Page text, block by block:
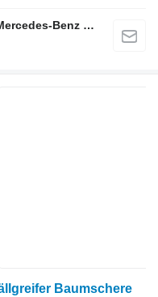
Stefan Ebert GmbH - Autorisierter Mercedes-Benz Servicepartner
Baumschere